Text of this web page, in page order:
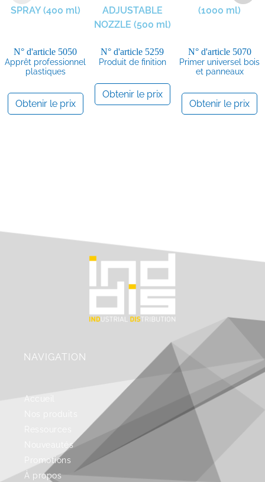
SPRAY (400 ml)
N° d'article 5050
Apprêt professionnel
plastiques
Obtenir le prix
ADJUSTABLE
NOZZLE (500 ml)
N° d'article 5259
Produit de finition
Obtenir le prix
(1000 ml)
N° d'article 5070
Primer universel bois
et panneaux
Obtenir le prix
NAVIGATION
Accueil
Nouveautés
Promotions
À propos